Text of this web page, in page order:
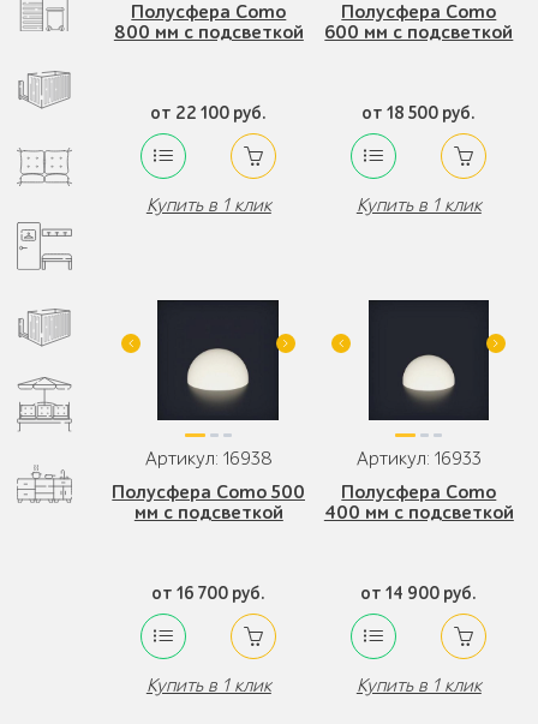
Полусфера Como
800 мм с подсветкой
от 22 100 руб.
Купить в 1 клик
Полусфера Como
600 мм с подсветкой
от 18 500 руб.
Купить в 1 клик
Артикул: 16938
Полусфера Como 500
мм с подсветкой
от 16 700 руб.
Купить в 1 клик
Артикул: 16933
Полусфера Como
400 мм с подсветкой
от 14 900 руб.
Купить в 1 клик